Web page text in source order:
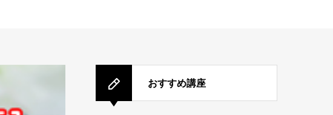
おすすめ講座